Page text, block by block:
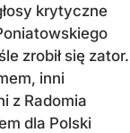
krytyczne
zrobił się zator.
inni
z Radomia
dla Polski